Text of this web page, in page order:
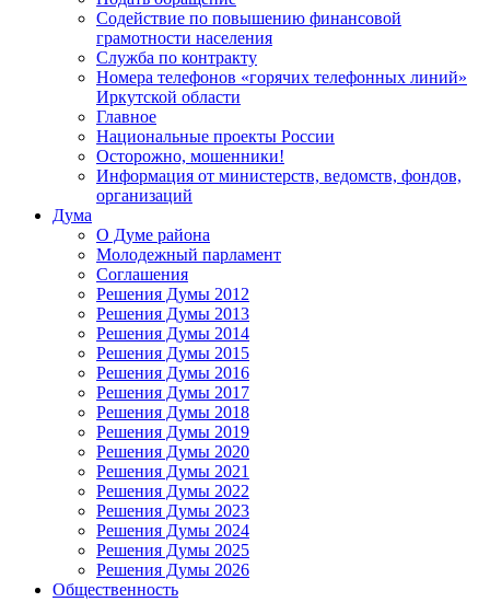
Содействие по повышению финансовой
грамотности населения
Служба по контракту
Номера телефонов «горячих телефонных линий»
Иркутской области
Главное
Национальные проекты России
Осторожно, мошенники!
Информация от министерств, ведомств, фондов,
организаций
Дума
О Думе района
Молодежный парламент
Соглашения
Решения Думы 2012
Решения Думы 2013
Решения Думы 2014
Решения Думы 2015
Решения Думы 2016
Решения Думы 2017
Решения Думы 2018
Решения Думы 2019
Решения Думы 2020
Решения Думы 2021
Решения Думы 2022
Решения Думы 2023
Решения Думы 2024
Решения Думы 2025
Решения Думы 2026
Общественность